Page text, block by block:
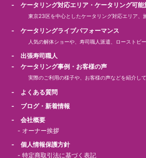
- ケータリング対応エリア・ケータリング可能
東京23区を中心としたケータリング対応エリア、
- ケータリングライブパフォーマンス
人気の解体ショーや、寿司職人派遣、ローストビ
- 出張寿司職人
- ケータリング事例・お客様の声
実際のご利用の様子や、お客様の声などを紹介して
- よくある質問
- ブログ・新着情報
- 会社概要
- オーナー挨拶
- 個人情報保護方針
-特定商取引法に基づく表記